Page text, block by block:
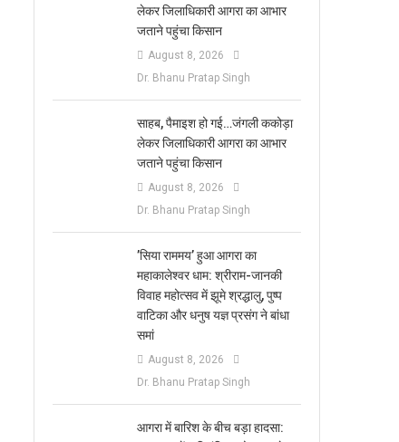
लेकर जिलाधिकारी आगरा का आभार
जताने पहुंचा किसान
August 8, 2026
Dr. Bhanu Pratap Singh
साहब, पैमाइश हो गई…जंगली ककोड़ा
लेकर जिलाधिकारी आगरा का आभार
जताने पहुंचा किसान
August 8, 2026
Dr. Bhanu Pratap Singh
​’सिया राममय’ हुआ आगरा का
महाकालेश्वर धाम: श्रीराम-जानकी
विवाह महोत्सव में झूमे श्रद्धालु, पुष्प
वाटिका और धनुष यज्ञ प्रसंग ने बांधा
समां
August 8, 2026
Dr. Bhanu Pratap Singh
आगरा में बारिश के बीच बड़ा हादसा: